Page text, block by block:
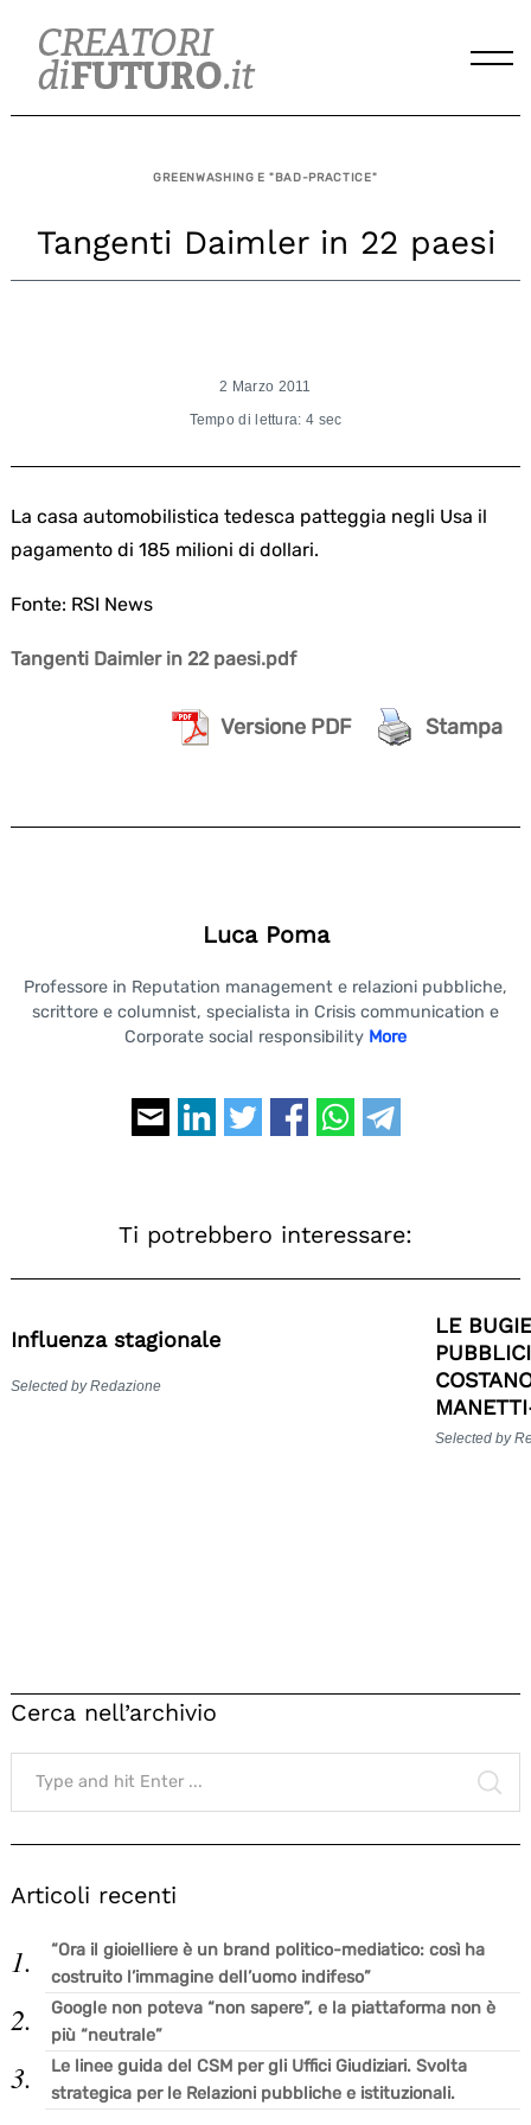
content
GREENWASHING E "BAD-PRACTICE"
Tangenti Daimler in 22 paesi
2 Marzo 2011
Tempo di lettura: 4 sec
La casa automobilistica tedesca patteggia negli Usa il
pagamento di 185 milioni di dollari.
Fonte: RSI News
Tangenti Daimler in 22 paesi.pdf
Versione PDF Stampa
Luca Poma
Professore in Reputation management e relazioni pubbliche,
scrittore e columnist, specialista in Crisis communication e
Corporate social responsibility More
Ti potrebbero interessare:
Influenza stagionale
Selected by Redazione
LE
Selected by
Cerca nell’archivio
Search
for:
Articoli recenti
“Ora il gioielliere è un brand politico-mediatico: così ha
costruito l’immagine dell’uomo indifeso”
Google non poteva “non sapere”, e la piattaforma non è
più “neutrale”
Le linee guida del CSM per gli Uffici Giudiziari. Svolta
strategica per le Relazioni pubbliche e istituzionali.